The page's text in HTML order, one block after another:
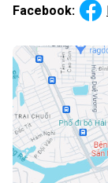
Facebook: